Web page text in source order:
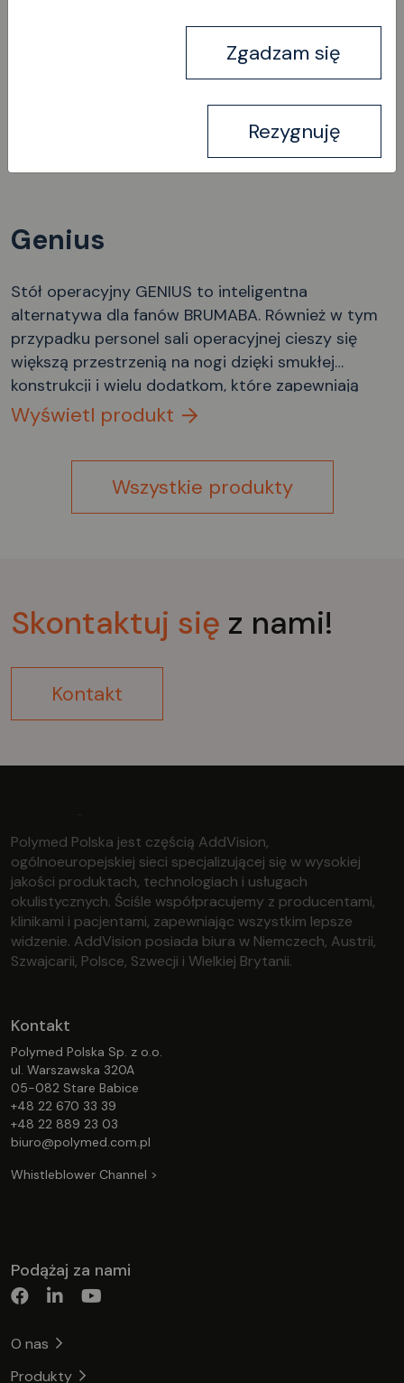
obsługiwać w sterylny sposób. Nowo opracowany
system hamowania umożliwia hamowanie poprzez
naciśnięcie przycisku na zwalniaczu nożnym.
funkcją pamięci umożliwia sterylną i precyzyjną
Genius
Stół operacyjny GENIUS to inteligentna
alternatywa dla fanów BRUMABA. Również w tym
przypadku personel sali operacyjnej cieszy się
większą przestrzenią na nogi dzięki smukłej
konstrukcji i wielu dodatkom, które zapewniają
idealną odległość operacyjną i koncentrację na
tym, co najważniejsze. Pacjenci już odczuwają
korzyści, gdy wchodzą głęboko i bez wysiłku, a
także wygodną pozycję leżącą w każdej pozycji.
Wyświetl produkt
Wszystkie produkty
Skontaktuj się z nami!
Kontakt
Polymed Polska jest częścią AddVision,
ogólnoeuropejskiej sieci specjalizującej się w wysokiej
jakości produktach, technologiach i usługach
okulistycznych. Ściśle współpracujemy z producentami,
klinikami i pacjentami, zapewniając wszystkim lepsze
widzenie. AddVision posiada biura w Niemczech, Austrii,
Szwajcarii, Polsce, Szwecji i Wielkiej Brytanii.
Kontakt
Polymed Polska Sp. z o.o.
ul. Warszawska 320A
05-082 Stare Babice
+48 22 670 33 39
+48 22 889 23 03
biuro@polymed.com.pl
Whistleblower Channel >
Podążaj za nami
O nas
Produkty
Zgadzam się
Rezygnuję